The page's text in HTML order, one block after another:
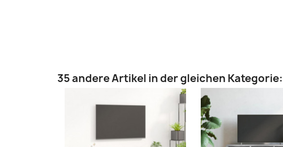
35 andere Artikel in der gleichen Kategorie: